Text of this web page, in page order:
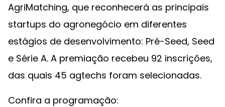
AgriMatching, que reconhecerá as principais
startups do agronegócio em diferentes
estágios de desenvolvimento: Pré-Seed, Seed
e Série A. A premiação recebeu 92 inscrições,
das quais 45 agtechs foram selecionadas.
Confira a programação: